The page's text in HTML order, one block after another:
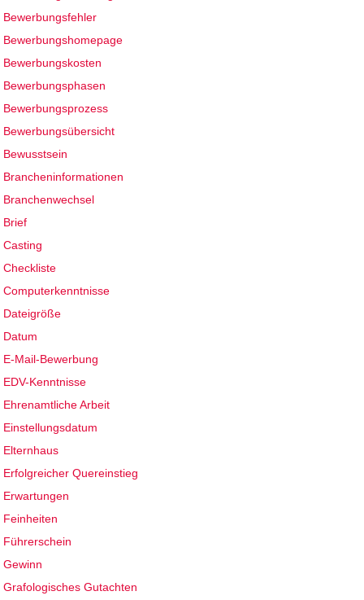
Bewerbungsfehler
Bewerbungshomepage
Bewerbungskosten
Bewerbungsphasen
Bewerbungsprozess
Bewerbungsübersicht
Bewusstsein
Brancheninformationen
Branchenwechsel
Brief
Casting
Checkliste
Computerkenntnisse
Dateigröße
Datum
E-Mail-Bewerbung
EDV-Kenntnisse
Ehrenamtliche Arbeit
Einstellungsdatum
Elternhaus
Erfolgreicher Quereinstieg
Erwartungen
Feinheiten
Führerschein
Gewinn
Grafologisches Gutachten